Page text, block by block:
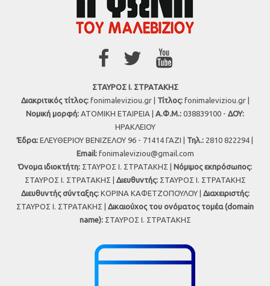
ΣΤΑΥΡΟΣ Ι. ΣΤΡΑΤΑΚΗΣ
Διακριτικός τίτλος:fonimaleviziou.gr | Τίτλος:fonimaleviziou.gr |
Νομική μορφή: ΑΤΟΜΙΚΗ ΕΤΑΙΡΕΙΑ | Α.Φ.Μ.: 038839100 - ΔΟΥ:
ΗΡΑΚΛΕΙΟΥ
Έδρα: ΕΛΕΥΘΕΡΙΟΥ ΒΕΝΙΖΕΛΟΥ 96 - 71414 ΓΑΖΙ | Τηλ.: 2810 822294 |
Εmail: fonimaleviziou@gmail.com
Όνομα ιδιοκτήτη: ΣΤΑΥΡΟΣ Ι. ΣΤΡΑΤΑΚΗΣ | Νόμιμος εκπρόσωπος:
ΣΤΑΥΡΟΣ Ι. ΣΤΡΑΤΑΚΗΣ | Διευθυντής:ΣΤΑΥΡΟΣ Ι. ΣΤΡΑΤΑΚΗΣ
Διευθυντής σύνταξης:ΚΟΡΙΝΑ ΚΑΦΕΤΖΟΠΟΥΛΟΥ | Διαχειριστής:
ΣΤΑΥΡΟΣ Ι. ΣΤΡΑΤΑΚΗΣ | Δικαιούχος του ονόματος τομέα (domain
name):ΣΤΑΥΡΟΣ Ι. ΣΤΡΑΤΑΚΗΣ